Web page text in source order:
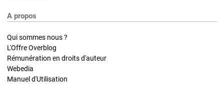
A propos
Qui sommes nous ?
L'Offre Overblog
Rémunération en droits d'auteur
Webedia
Manuel d'Utilisation